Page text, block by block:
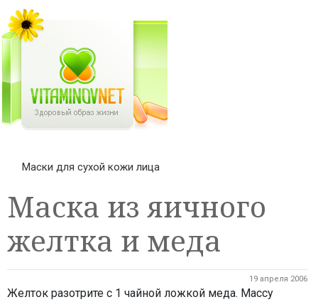
Маски для сухой кожи лица
Маска из яичного
желтка и меда
19 апреля 2006
Желток разотрите с 1 чайной ложкой меда. Массу